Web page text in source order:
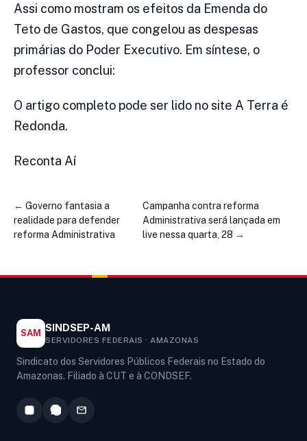
Assi como mostram os efeitos da Emenda do
Teto de Gastos, que congelou as despesas
primárias do Poder Executivo. Em síntese, o
professor conclui:
O artigo completo pode ser lido no site A Terra é
Redonda.
Reconta Aí
← Governo fantasia a
realidade para defender
reforma Administrativa
Campanha contra reforma
Administrativa será lançada em
live nessa quarta, 28 →
SAM SINDSEP-AM
SERVIDORES FEDERAIS · AMAZONAS
Sindicato dos Servidores Públicos Federais no Estado do
Amazonas. Filiado à CUT e à CONDSEF.